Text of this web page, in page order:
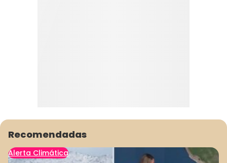
Recomendadas
Alerta Climática